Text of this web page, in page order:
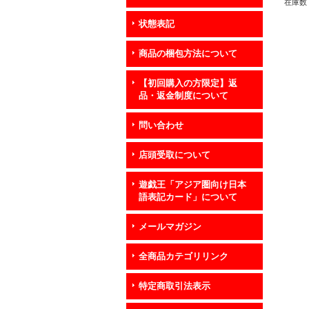
状態表記
商品の梱包方法について
【初回購入の方限定】返
品・返金制度について
問い合わせ
店頭受取について
遊戯王「アジア圏向け日本
語表記カード」について
メールマガジン
全商品カテゴリリンク
特定商取引法表示
在庫数